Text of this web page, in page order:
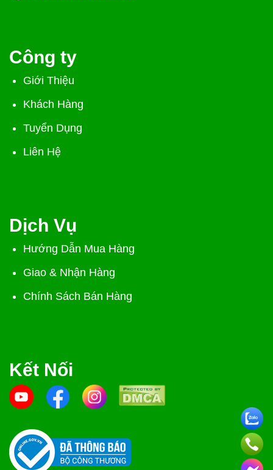
Công ty
Giới Thiệu
Khách Hàng
Tuyển Dụng
Liên Hệ
Dịch Vụ
Hướng Dẫn Mua Hàng
Giao & Nhận Hàng
Chính Sách Bán Hàng
Kết Nối